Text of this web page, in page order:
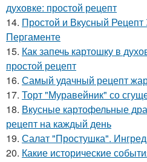
духовке: простой рецепт
14. Простой и Вкусный
Пергаменте
15. Как запечь картошку в
простой рецепт
16. Самый удачный рецепт
17. Торт "Муравейник" со
18. Вкусные картофельные
рецепт на каждый день
19. Салат "Простушка".
20. Какие исторические